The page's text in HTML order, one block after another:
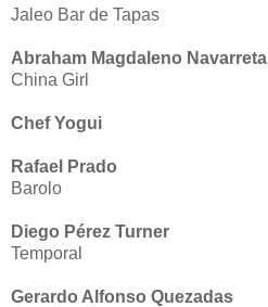
Jaleo Bar de Tapas
Abraham Magdaleno Navarreta
China Girl
Chef Yogui
Rafael Prado
Barolo
Diego Pérez Turner
Temporal
Gerardo Alfonso Quezadas